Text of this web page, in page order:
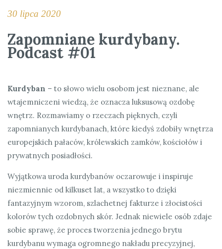
30 lipca 2020
Zapomniane kurdybany.
Podcast #01
Kurdyban – to słowo wielu osobom jest nieznane, ale
wtajemniczeni wiedzą, że oznacza luksusową ozdobę
wnętrz. Rozmawiamy o rzeczach pięknych, czyli
zapomnianych kurdybanach, które kiedyś zdobiły wnętrza
europejskich pałaców, królewskich zamków, kościołów i
prywatnych posiadłości.
Wyjątkowa uroda kurdybanów oczarowuje i inspiruje
niezmiennie od kilkuset lat, a wszystko to dzięki
fantazyjnym wzorom, szlachetnej fakturze i złocistości
kolorów tych ozdobnych skór. Jednak niewiele osób zdaje
sobie sprawę, że proces tworzenia jednego brytu
kurdybanu wymaga ogromnego nakładu precyzyjnej,